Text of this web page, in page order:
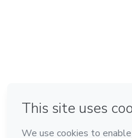
Feito com ❤ na Cidade do